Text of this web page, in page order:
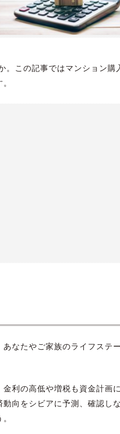
。この記事ではマンション購
なたやご家族のライフステー
利の高低や増税も資金計画
向をシビアに予測、確認し